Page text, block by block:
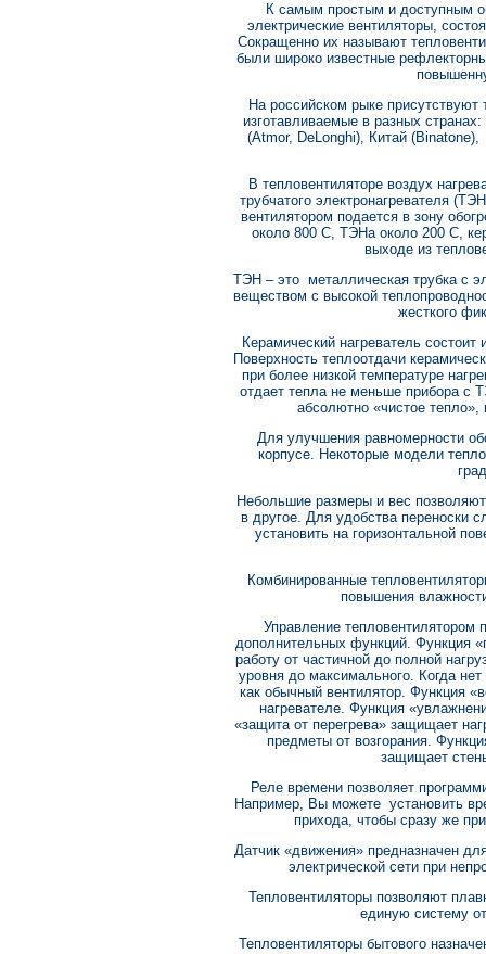
К самым простым и доступным
электрические вентиляторы,
Сокращенно их называют
были широко известные
На российском рыке
изготавливаемые в разных
(Atmor, DeLonghi), Китай
В тепловентиляторе воздух
трубчатого электронагревателя
вентилятором подается в зону
около 800 С, ТЭНа около 200 С,
выходе из
ТЭН – это металлическая трубка с
веществом с высокой
жесткого
Керамический нагреватель
Поверхность теплоотдачи
при более низкой температуре
отдает тепла не меньше прибора с
абсолютно «чистое тепло»,
Для улучшения равномерности
корпусе. Некоторые модели
Небольшие размеры и вес
в другое. Для удобства переноски
установить на горизонтальной
Комбинированные
повышения
Управление
дополнительных функций. Функция
работу от частичной до полной
уровня до максимального. Когда
как обычный вентилятор. Функция
нагревателе. Функция
«защита от перегрева» защищает
предметы от возгорания.
защищает
Реле времени позволяет
Например, Вы можете установить
прихода, чтобы сразу же
Датчик «движения» предназначен
электрической сети при
Тепловентиляторы позволяют
единую систему
Тепловентиляторы бытового